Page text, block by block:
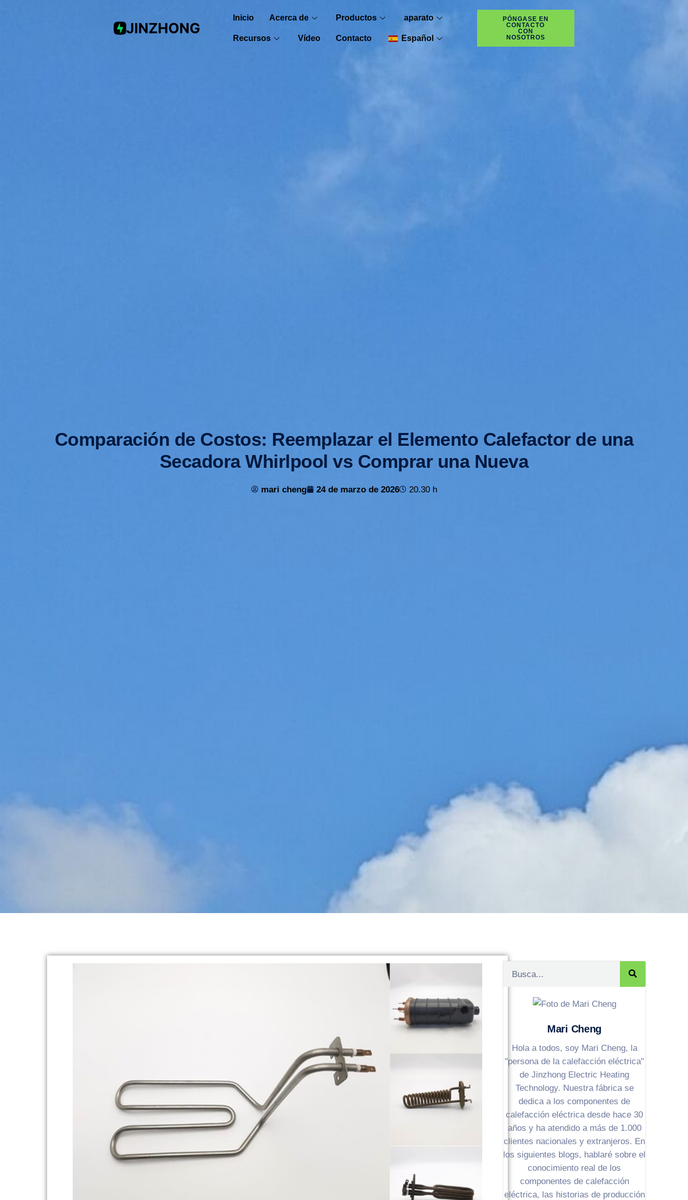
Inicio Acerca de Productos aparato
Recursos Vídeo Contacto Español
PÓNGASE EN
CONTACTO
CON
NOSOTROS
Comparación de Costos: Reemplazar el Elemento Calefactor de una
Secadora Whirlpool vs Comprar una Nueva
mari cheng 24 de marzo de 2026 20.30 h
Mari Cheng
Hola a todos, soy Mari Cheng, la
"persona de la calefacción eléctrica"
de Jinzhong Electric Heating
Technology. Nuestra fábrica se
dedica a los componentes de
calefacción eléctrica desde hace 30
años y ha atendido a más de 1.000
clientes nacionales y extranjeros. En
los siguientes blogs, hablaré sobre el
conocimiento real de los
componentes de calefacción
eléctrica, las historias de producción